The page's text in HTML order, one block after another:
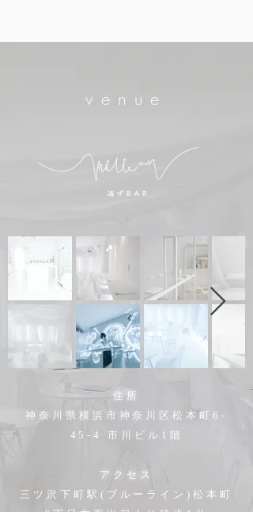
venue
住所
神奈川県横浜市神奈川区松本町6-
45-4 市川ビル1階
アクセス
三ツ沢下町駅(ブルーライン)松本町